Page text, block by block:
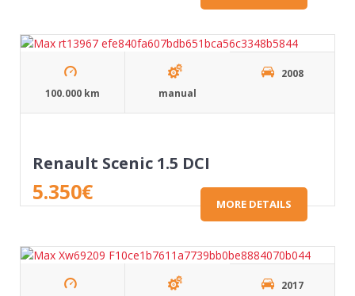
100.000 km manual
2008
Renault Scenic 1.5 DCI
5.350€ MORE DETAILS
2017